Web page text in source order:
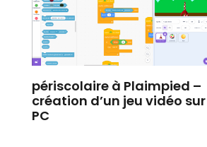
périscolaire à Plaimpied –
création d’un jeu vidéo sur
PC